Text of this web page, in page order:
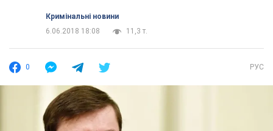
Кримінальні новини
6.06.2018 18:08
11,3 т.
0 РУС